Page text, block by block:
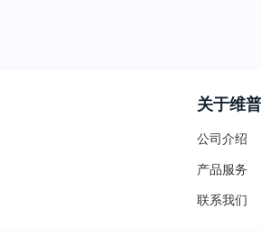
关于维普
公司介绍
产品服务
联系我们